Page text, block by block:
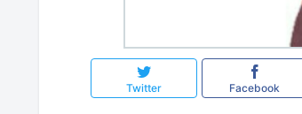
Twitter Facebook